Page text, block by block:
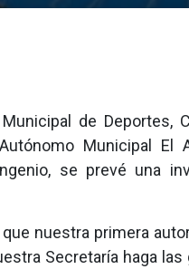
de Deportes,
Municipal
se prevé una
nuestra primera
Secretaría haga